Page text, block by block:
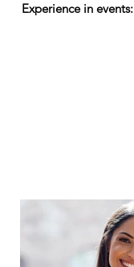
Experience in events: